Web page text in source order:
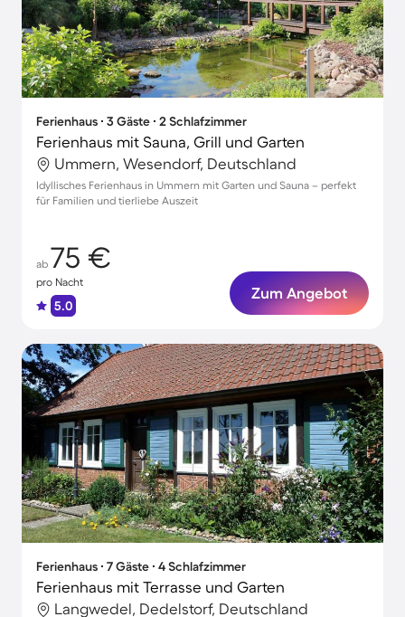
Ferienhaus ∙ 3 Gäste ∙ 2 Schlafzimmer
Ferienhaus mit Sauna, Grill und Garten
Ummern, Wesendorf, Deutschland
Idyllisches Ferienhaus in Ummern mit Garten und Sauna – perfekt
für Familien und tierliebe Auszeit
ab 75 €
pro Nacht
5.0
Zum Angebot
Ferienhaus ∙ 7 Gäste ∙ 4 Schlafzimmer
Ferienhaus mit Terrasse und Garten
Langwedel, Dedelstorf, Deutschland